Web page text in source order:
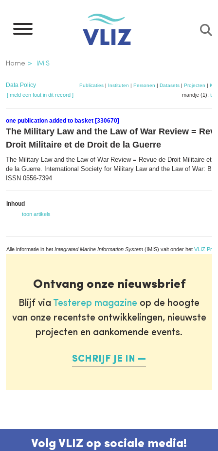
naar
inhoud
gaan
Kruimelpad
Home IMIS
Data Policy Publicaties | Instituten | Personen | Datasets | Projecten |
[ meld een fout in dit record ] mandje (1):
one publication added to basket [330670]
The Military Law and the Law of War Review =
Droit Militaire et de Droit de la Guerre
The Military Law and the Law of War Review = Revue de Droit Militaire et
de la Guerre. International Society for Military Law and the Law of War:
ISSN 0556-7394
Inhoud
toon artikels
Alle informatie in het Integrated Marine Information System (IMIS) valt onder het VLIZ
Ontvang onze nieuwsbrief
Blijf via Testerep magazine op de hoogte
van onze recentste ontwikkelingen, nieuwste
projecten en aankomende events.
SCHRIJF JE IN
Volg VLIZ op sociale media!